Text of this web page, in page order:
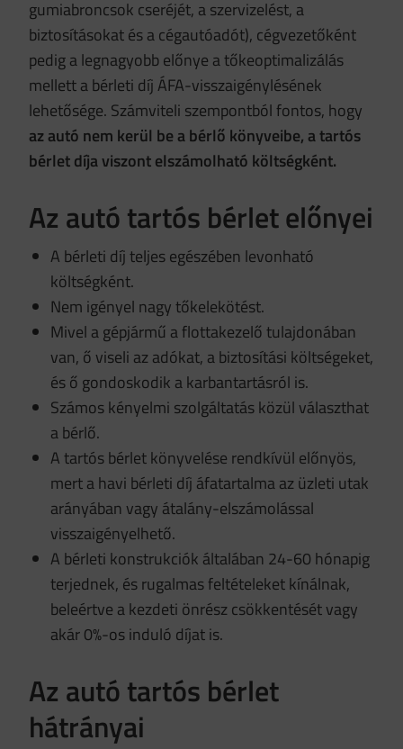
gumiabroncsok cseréjét, a szervizelést, a
biztosításokat és a cégautóadót), cégvezetőként
pedig a legnagyobb előnye a tőkeoptimalizálás
mellett a bérleti díj ÁFA-visszaigénylésének
lehetősége. Számviteli szempontból fontos, hogy
az autó nem kerül be a bérlő könyveibe, a tartós
bérlet díja viszont elszámolható költségként.
Az autó tartós bérlet előnyei
A bérleti díj teljes egészében levonható
költségként.
Nem igényel nagy tőkelekötést.
Mivel a gépjármű a flottakezelő tulajdonában
van, ő viseli az adókat, a biztosítási költségeket,
és ő gondoskodik a karbantartásról is.
Számos kényelmi szolgáltatás közül választhat
a bérlő.
A tartós bérlet könyvelése rendkívül előnyös,
mert a havi bérleti díj áfatartalma az üzleti utak
arányában vagy átalány-elszámolással
visszaigényelhető.
A bérleti konstrukciók általában 24-60 hónapig
terjednek, és rugalmas feltételeket kínálnak,
beleértve a kezdeti önrész csökkentését vagy
akár 0%-os induló díjat is.
Az autó tartós bérlet
hátrányai